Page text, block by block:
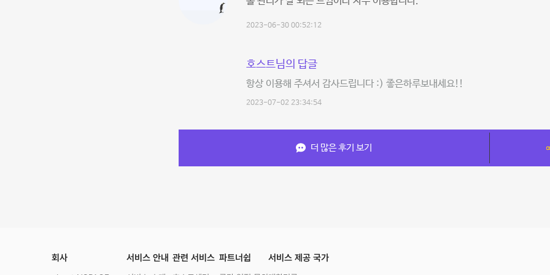
2023-06-30 00:52:12
호스트님의 답글
항상 이용해 주셔서 감사드립니다 :) 좋은하루보내세요!!
2023-07-02 23:34:54
더 많은 후기 보기
회사 서비스 안내 관련 서비스 파트너쉽 서비스 제공 국가